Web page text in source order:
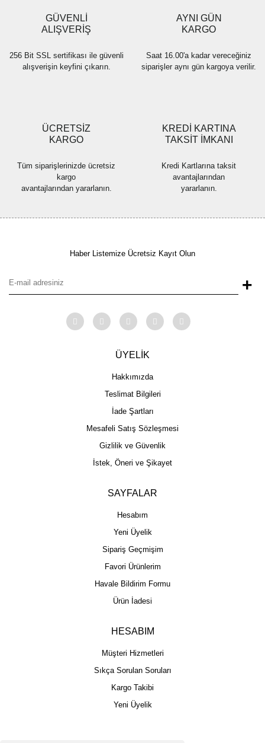
Ürün fiyatı diğer sitelerden daha pahalı.
Bu ürüne benzer farklı alternatifler olmalı.
GÜVENLİ
ALIŞVERİŞ
256 Bit SSL sertifikası ile güvenli
alışverişin keyfini çıkarın.
AYNI GÜN
KARGO
Saat 16.00'a kadar vereceğiniz
siparişler aynı gün kargoya verilir.
ÜCRETSİZ
KARGO
Tüm siparişlerinizde ücretsiz
kargo
avantajlarından yararlanın.
KREDİ KARTINA
TAKSİT İMKANI
Kredi Kartlarına taksit
avantajlarından
yararlanın.
Haber Listemize Ücretsiz Kayıt Olun
+
ÜYELİK
Hakkımızda
Teslimat Bilgileri
İade Şartları
Mesafeli Satış Sözleşmesi
Gizlilik ve Güvenlik
İstek, Öneri ve Şikayet
SAYFALAR
Hesabım
Yeni Üyelik
Sipariş Geçmişim
Favori Ürünlerim
Havale Bildirim Formu
Ürün İadesi
HESABIM
Müşteri Hizmetleri
Sıkça Sorulan Soruları
Kargo Takibi
Yeni Üyelik